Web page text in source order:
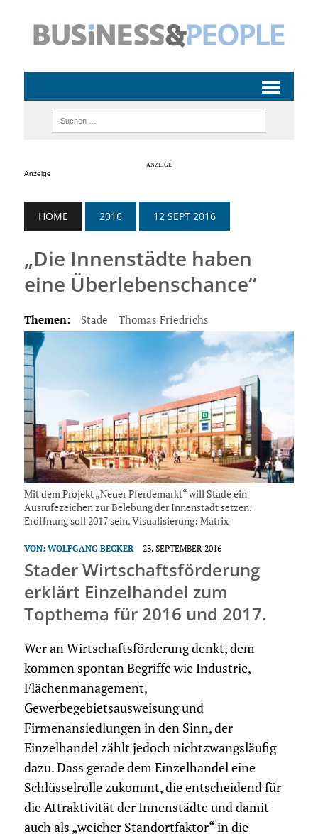
Anzeige
HOME 2016 12 SEPT 2016
„Die Innenstädte haben
eine Überlebenschance“
Themen: Stade Thomas Friedrichs
Mit dem Projekt „Neuer Pferdemarkt“ will Stade ein
Ausrufezeichen zur Belebung der Innenstadt setzen.
Eröffnung soll 2017 sein. Visualisierung: Matrix
VON: WOLFGANG BECKER 23. SEPTEMBER 2016
Stader Wirtschaftsförderung
erklärt Einzelhandel zum
Topthema für 2016 und 2017.
Wer an Wirtschaftsförderung denkt, dem
kommen spontan Begriffe wie Industrie,
Flächenmanagement,
Gewerbegebietsausweisung und
Firmenansiedlungen in den Sinn, der
Einzelhandel zählt jedoch nichtzwangsläufig
dazu. Dass gerade dem Einzelhandel eine
Schlüsselrolle zukommt, die entscheidend für
die Attraktivität der Innenstädte und damit
auch als „weicher Standortfaktor“ in die